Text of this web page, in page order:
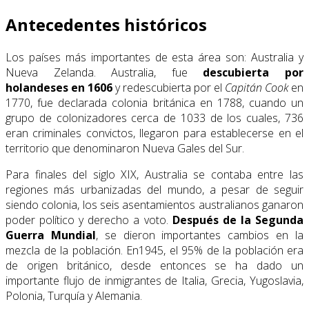
Antecedentes históricos
Los países más importantes de esta área son: Australia y
Nueva Zelanda. Australia, fue descubierta por
holandeses en 1606y redescubierta por el Capitán Cooken
1770, fue declarada colonia británica en 1788, cuando un
grupo de colonizadores cerca de 1033 de los cuales, 736
eran criminales convictos, llegaron para establecerse en el
territorio que denominaron Nueva Gales del Sur.
Para finales del siglo XIX, Australia se contaba entre las
regiones más urbanizadas del mundo, a pesar de seguir
siendo colonia, los seis asentamientos australianos ganaron
poder político y derecho a voto. Después de la Segunda
Guerra Mundial, se dieron importantes cambios en la
mezcla de la población. En1945, el 95% de la población era
de origen británico, desde entonces se ha dado un
importante flujo de inmigrantes de Italia, Grecia, Yugoslavia,
Polonia, Turquía y Alemania.